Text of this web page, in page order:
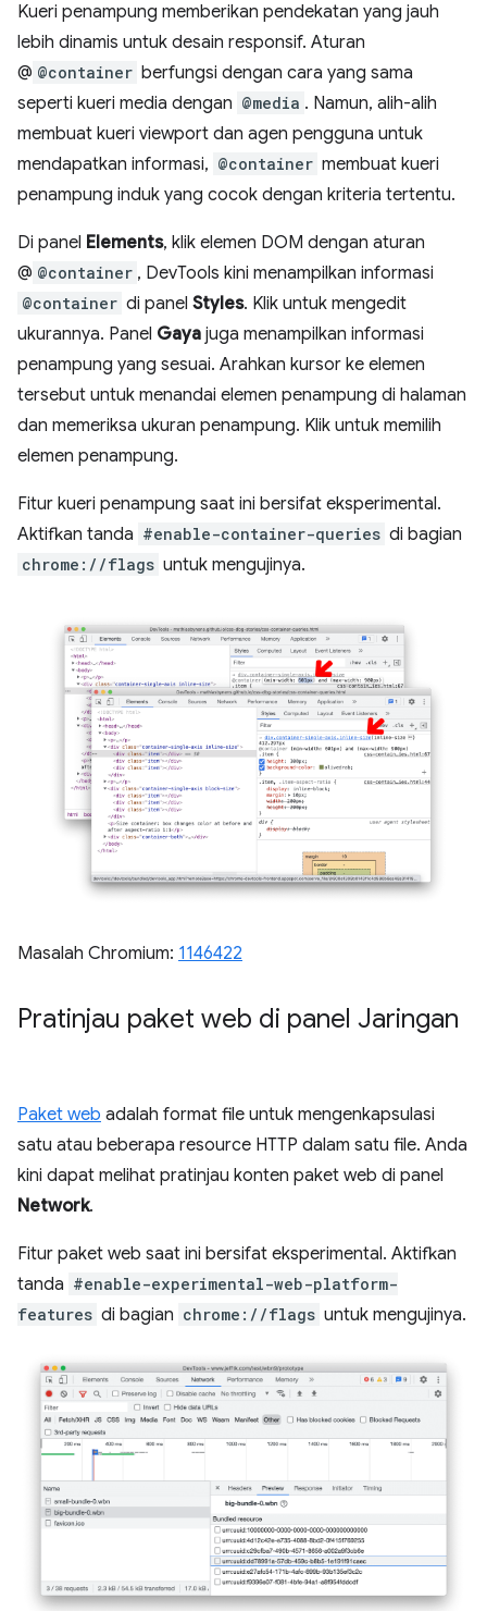
Kueri penampung memberikan pendekatan yang jauh
lebih dinamis untuk desain responsif. Aturan
@ @container berfungsi dengan cara yang sama
seperti kueri media dengan @media . Namun, alih-alih
membuat kueri viewport dan agen pengguna untuk
mendapatkan informasi, @container membuat kueri
penampung induk yang cocok dengan kriteria tertentu.
Di panel Elements, klik elemen DOM dengan aturan
@ @container , DevTools kini menampilkan informasi
@container di panel Styles. Klik untuk mengedit
ukurannya. Panel Gaya juga menampilkan informasi
penampung yang sesuai. Arahkan kursor ke elemen
tersebut untuk menandai elemen penampung di halaman
dan memeriksa ukuran penampung. Klik untuk memilih
elemen penampung.
Fitur kueri penampung saat ini bersifat eksperimental.
Aktifkan tanda #enable-container-queries di bagian
chrome://flags untuk mengujinya.
Masalah Chromium: 1146422
Pratinjau paket web di panel Jaringan
Paket web adalah format file untuk mengenkapsulasi
satu atau beberapa resource HTTP dalam satu file. Anda
kini dapat melihat pratinjau konten paket web di panel
Network.
Fitur paket web saat ini bersifat eksperimental. Aktifkan
tanda #enable-experimental-web-platform-
features di bagian chrome://flags untuk mengujinya.